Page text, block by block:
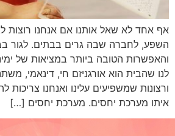
אף אחד לא שאל אותנו אם אנחנו רוצות
השפע, לחברה שבה גרים בבתים. לגור
והאפשרות הטובה ביותר במציאות של
לנו שהבית הוא אורגניזם חי, דינאמי,
ורצונות שמשפיעים עלינו ואנחנו צריכות
איתו מערכת יחסים. מערכת יחסים […]